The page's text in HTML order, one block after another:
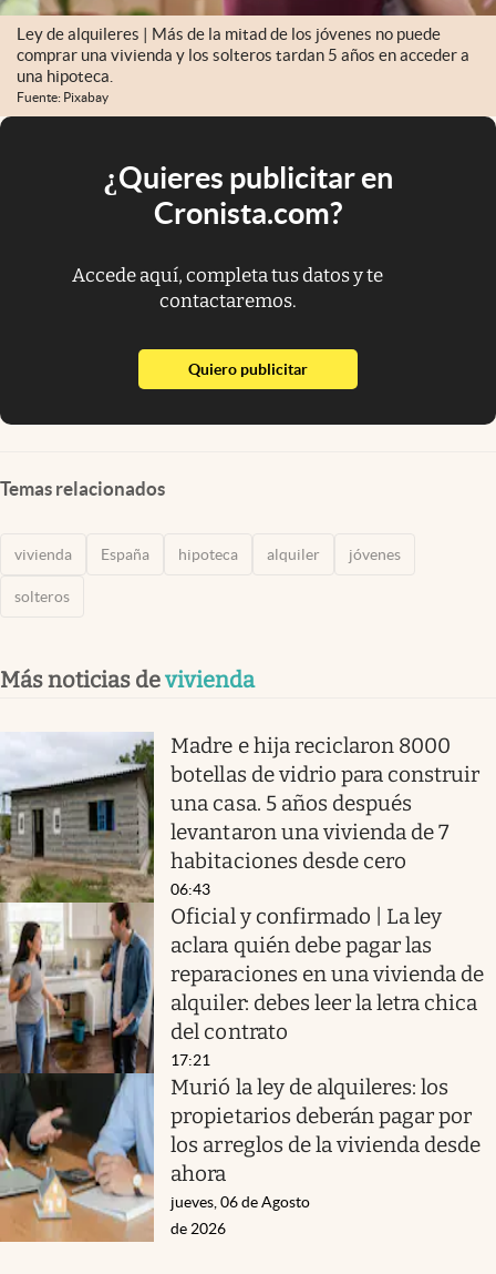
Ley de alquileres | Más de la mitad de los jóvenes no puede
comprar una vivienda y los solteros tardan 5 años en acceder a
una hipoteca.
Fuente: Pixabay
¿Quieres publicitar en
Cronista.com?
Accede aquí, completa tus datos y te
contactaremos.
Quiero publicitarabre en nueva pestaña
Temas relacionados
vivienda España hipoteca alquiler jóvenes
solteros
Más noticias devivienda
Madre e hija reciclaron 8000
botellas de vidrio para construir
una casa. 5 años después
levantaron una vivienda de 7
habitaciones desde cero
06:43
Oficial y confirmado | La ley
aclara quién debe pagar las
reparaciones en una vivienda de
alquiler: debes leer la letra chica
del contrato
17:21
Murió la ley de alquileres: los
propietarios deberán pagar por
los arreglos de la vivienda desde
ahora
jueves, 06 de Agosto
de 2026